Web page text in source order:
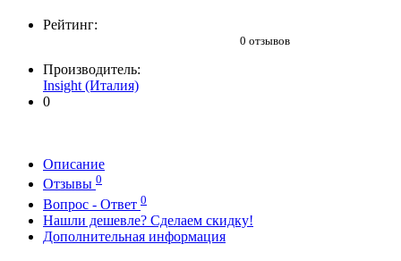
Рейтинг:
0 отзывов
Производитель:
Insight (Италия)
0
Описание
Отзывы 0
Вопрос - Ответ 0
Нашли дешевле? Сделаем скидку!
Дополнительная информация